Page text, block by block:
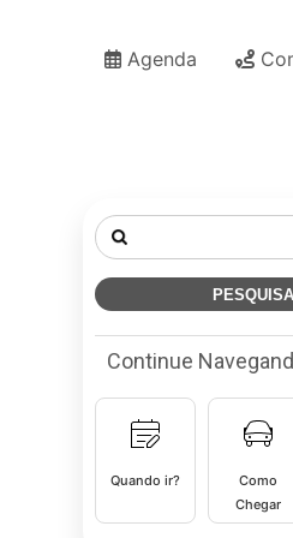
Agenda
Pesquisar
por:
Continue
Quando ir?
Como
Chegar